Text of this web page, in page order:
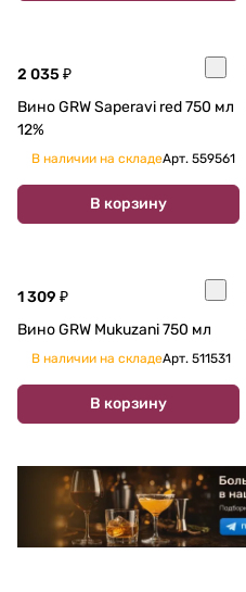
2 035 ₽
Вино GRW Saperavi red 750 мл
12%
В наличии на складеАрт. 559561
В корзину
1 309 ₽
Вино GRW Mukuzani 750 мл
В наличии на складеАрт. 511531
В корзину